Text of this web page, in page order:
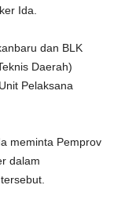
Ida.
dan BLK
Daerah)
Pelaksana
meminta Pemprov
dalam